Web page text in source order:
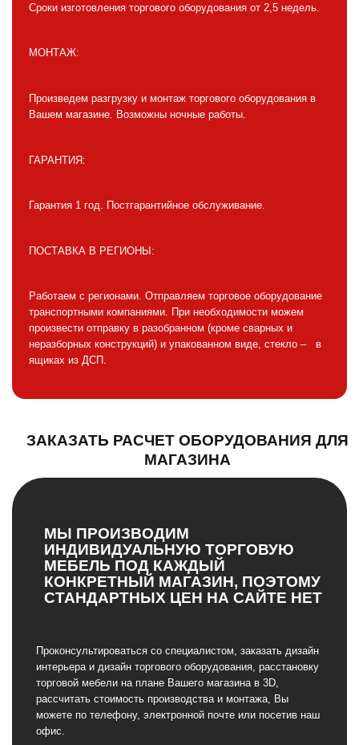
Сроки изготовления торгового оборудования от 2,5 недель.
МОНТАЖ:
Произведем разгрузку и монтаж торгового оборудования в
Вашем магазине. Возможны ночные работы.
ГАРАНТИЯ:
Гарантия 1 год. Постгарантийное обслуживание.
ПОСТАВКА В РЕГИОНЫ:
Работаем с регионами. Отправляем торговое оборудование
транспортными компаниями. При необходимости можем
произвести отправку в разобранном (кроме сварных и
неразборных конструкций) и упакованном виде, стекло – в
ящиках из ДСП.
ЗАКАЗАТЬ РАСЧЕТ ОБОРУДОВАНИЯ ДЛЯ
МАГАЗИНА
МЫ ПРОИЗВОДИМ
ИНДИВИДУАЛЬНУЮ ТОРГОВУЮ
МЕБЕЛЬ ПОД КАЖДЫЙ
КОНКРЕТНЫЙ МАГАЗИН, ПОЭТОМУ
СТАНДАРТНЫХ ЦЕН НА САЙТЕ НЕТ
Проконсультироваться со специалистом, заказать дизайн
интерьера и дизайн торгового оборудования, расстановку
торговой мебели на плане Вашего магазина в 3D,
рассчитать стоимость производства и монтажа, Вы
можете по телефону, электронной почте или посетив наш
офис.